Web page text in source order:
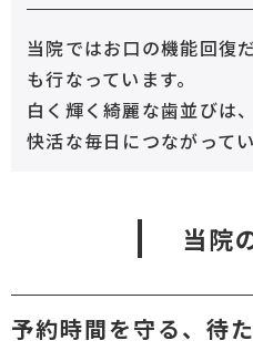
当院ではお口の機能回復
も行なっています。
白く輝く綺麗な歯並びは
快活な毎日につながってい
当院
予約時間を守る、待